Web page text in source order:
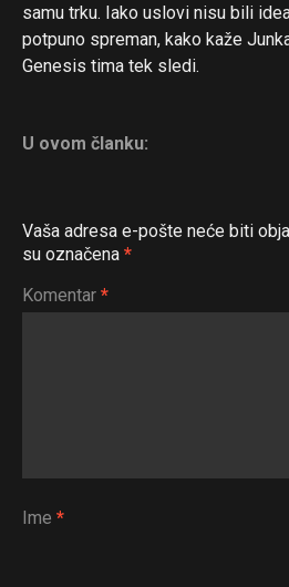
samu trku. Iako uslovi nisu bili
potpuno spreman, kako kaže
Genesis tima tek sledi.
U ovom članku:
Vaša adresa e-pošte neće biti
su označena *
Komentar *
Ime *
Email